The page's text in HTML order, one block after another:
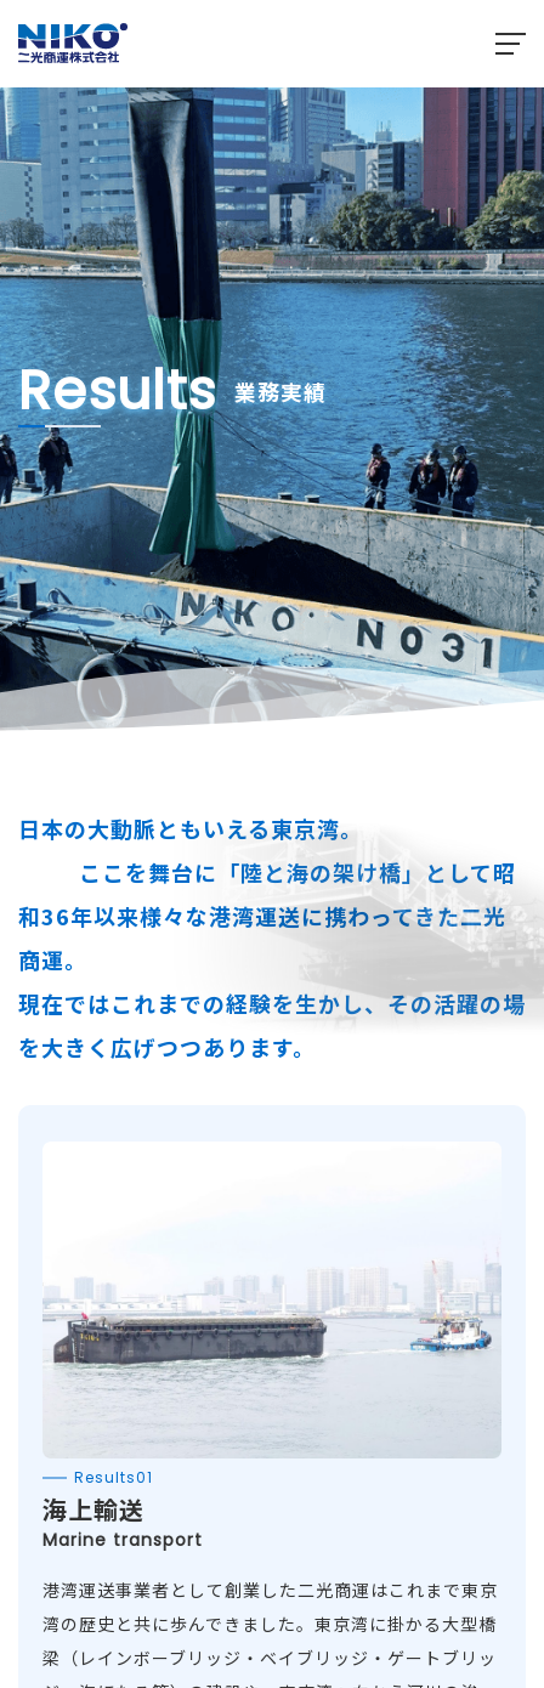
Results 業務実績
日本の大動脈ともいえる東京湾。
ここを舞台に「陸と海の架け橋」として昭
和36年以来様々な港湾運送に携わってきた二光
商運。
現在ではこれまでの経験を生かし、その活躍の場
を大きく広げつつあります。
Results01
海上輸送
Marine transport
港湾運送事業者として創業した二光商運はこれまで東京
湾の歴史と共に歩んできました。東京湾に掛かる大型橋
梁（レインボーブリッジ・ベイブリッジ・ゲートブリッ